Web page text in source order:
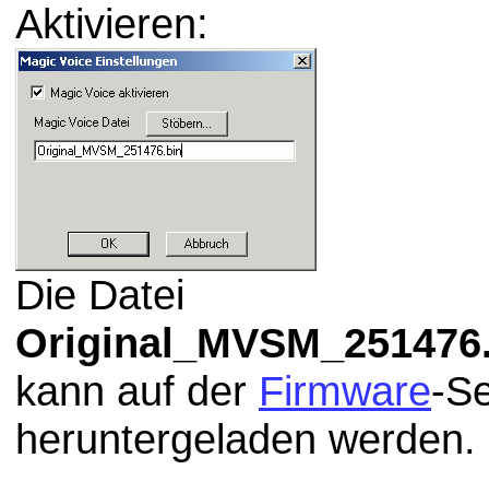
Aktivieren:
Die Datei
kann auf der Firmware-
heruntergeladen werden.